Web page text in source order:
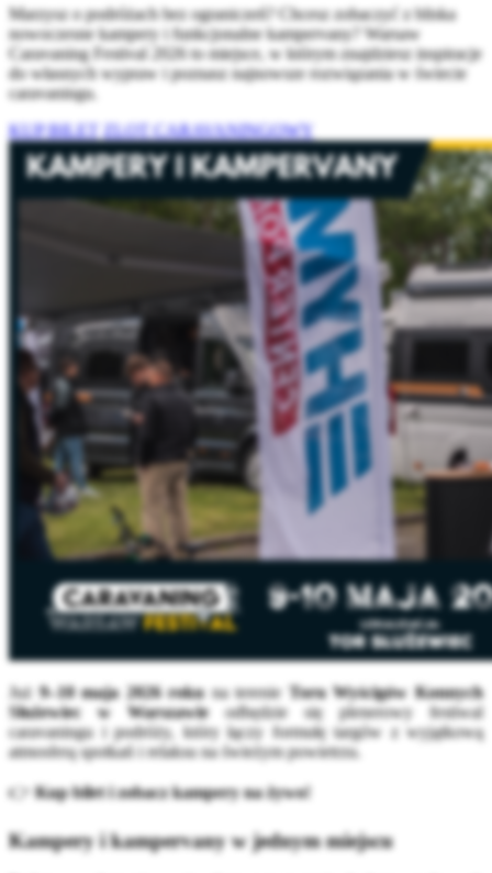
Marzysz o podróżach bez ograniczeń? Chcesz zobaczyć z bliska
nowoczesne kampery i funkcjonalne kampervany? Warsaw
Caravaning Festival 2026 to miejsce, w którym znajdziesz inspiracje
do własnych wypraw i poznasz najnowsze rozwiązania w świecie
caravaningu.
KUP BILET ZLOT CARAVANINGOWY
Już 9–10 maja 2026 rokuna terenie Toru Wyścigów Konnych
Służewiec w Warszawieodbędzie się plenerowy festiwal
caravaningu i podróży, który łączy formułę targów z wyjątkową
atmosferą spotkań i relaksu na świeżym powietrzu.
👉Kup bilet i zobacz kampery na żywo!
Kampery i kampervany w jednym miejscu